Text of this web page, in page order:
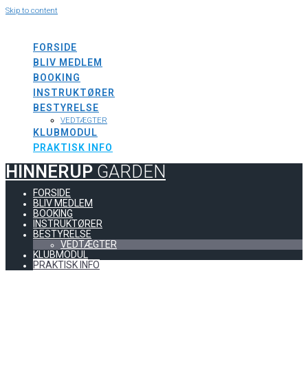
Skip to content
FORSIDE
BLIV MEDLEM
BOOKING
INSTRUKTØRER
BESTYRELSE
VEDTÆGTER
KLUBMODUL
PRAKTISK INFO
HINNERUP GARDEN
FORSIDE
BLIV MEDLEM
BOOKING
INSTRUKTØRER
BESTYRELSE
VEDTÆGTER
KLUBMODUL
PRAKTISK INFO